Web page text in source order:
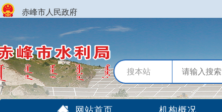
赤峰市人民政府
搜本站
网站首页 机构概况